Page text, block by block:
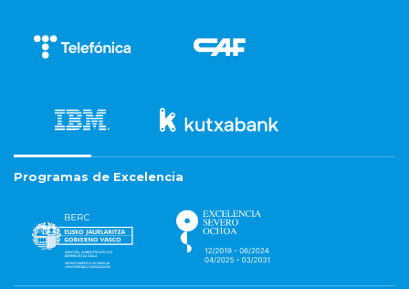
Programas de Excelencia